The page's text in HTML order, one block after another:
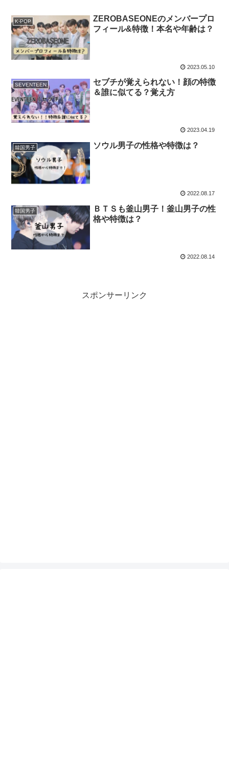
K-POP
ZEROBASEONEのメンバープロ
フィール&特徴！本名や年齢は？
2023.05.10
SEVENTEEN
セブチが覚えられない！顔の特徴
＆誰に似てる？覚え方
2023.04.19
韓国男子 ソウル男子の性格や特徴は？
2022.08.17
韓国男子
ＢＴＳも釜山男子！釜山男子の性
格や特徴は？
2022.08.14
スポンサーリンク